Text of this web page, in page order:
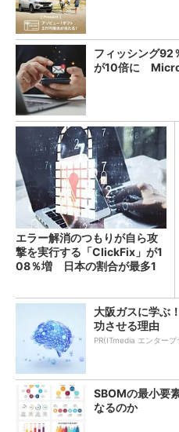
フィッシング92
が10倍に
エラー解消のつもりが自ら攻
撃を実行する「ClickFix」が1
08％増 日本の割合が最多1
大阪ガスに学ぶ
功させる理由
PR(ITmedia エンタープ
SBOMの最小要
なるのか